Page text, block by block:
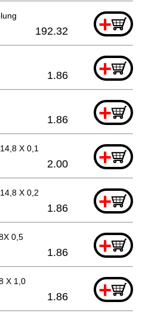
+
192.32
+
1.86
+
1.86
X 0,1 +
2.00
X 0,2 +
1.86
0,5 +
1.86
X 1,0 +
1.86